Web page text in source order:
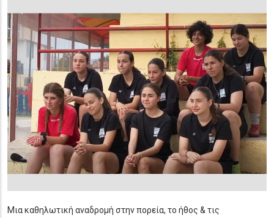
Μια καθηλωτική αναδρομή στην πορεία, το ήθος & τις